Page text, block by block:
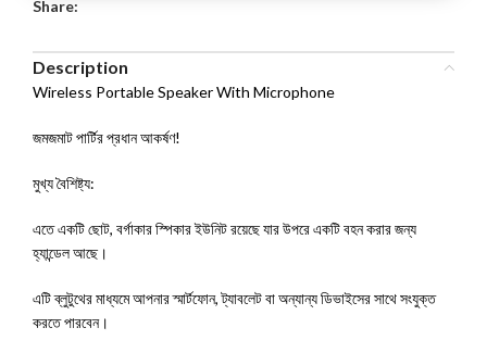
Share:
Description
Wireless Portable Speaker With Microphone
জমজমাট পার্টির প্রধান আকর্ষণ!
মুখ্য বৈশিষ্ট্য:
এতে একটি ছোট, বর্গাকার স্পিকার ইউনিট রয়েছে যার উপরে একটি বহন করার জন্য
হ্যান্ডেল আছে।
এটি ব্লুটুথের মাধ্যমে আপনার স্মার্টফোন, ট্যাবলেট বা অন্যান্য ডিভাইসের সাথে সংযুক্ত
করতে পারবেন।